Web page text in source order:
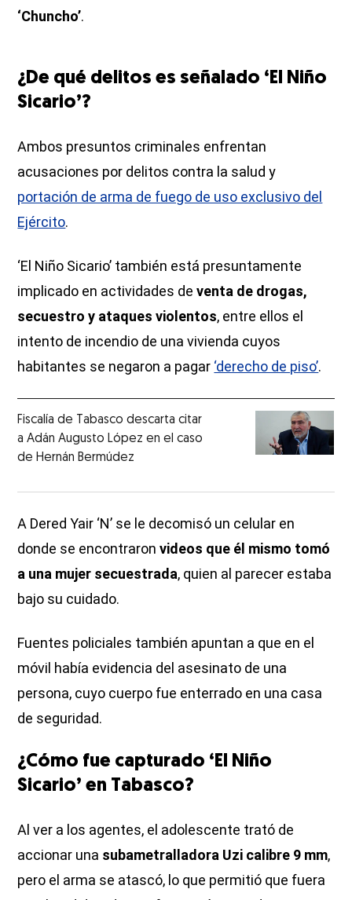
‘Chuncho’.
¿De qué delitos es señalado ‘El Niño
Sicario’?
Ambos presuntos criminales enfrentan
acusaciones por delitos contra la salud y
portación de arma de fuego de uso exclusivo del
Ejército.
‘El Niño Sicario’ también está presuntamente
implicado en actividades deventa de drogas,
secuestro y ataques violentos, entre ellos el
intento de incendio de una vivienda cuyos
habitantes se negaron a pagar ‘derecho de piso’.
Fiscalía de Tabasco descarta citar
a Adán Augusto López en el caso
de Hernán Bermúdez
A Dered Yair ‘N’ se le decomisó un celular en
donde se encontraron videos que él mismo tomó
a una mujer secuestrada, quien al parecer estaba
bajo su cuidado.
Fuentes policiales también apuntan a que en el
móvil había evidencia del asesinato de una
persona, cuyo cuerpo fue enterrado en una casa
de seguridad.
¿Cómo fue capturado ‘El Niño
Sicario’ en Tabasco?
Al ver a los agentes, el adolescente trató de
accionar una subametralladora Uzi calibre 9 mm,
pero el arma se atascó, lo que permitió que fuera